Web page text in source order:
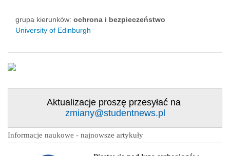
grupa kierunków: ochrona i bezpieczeństwo
University of Edinburgh
Aktualizacje proszę przesyłać na
zmiany@studentnews.pl
Informacje naukowe - najnowsze artykuły